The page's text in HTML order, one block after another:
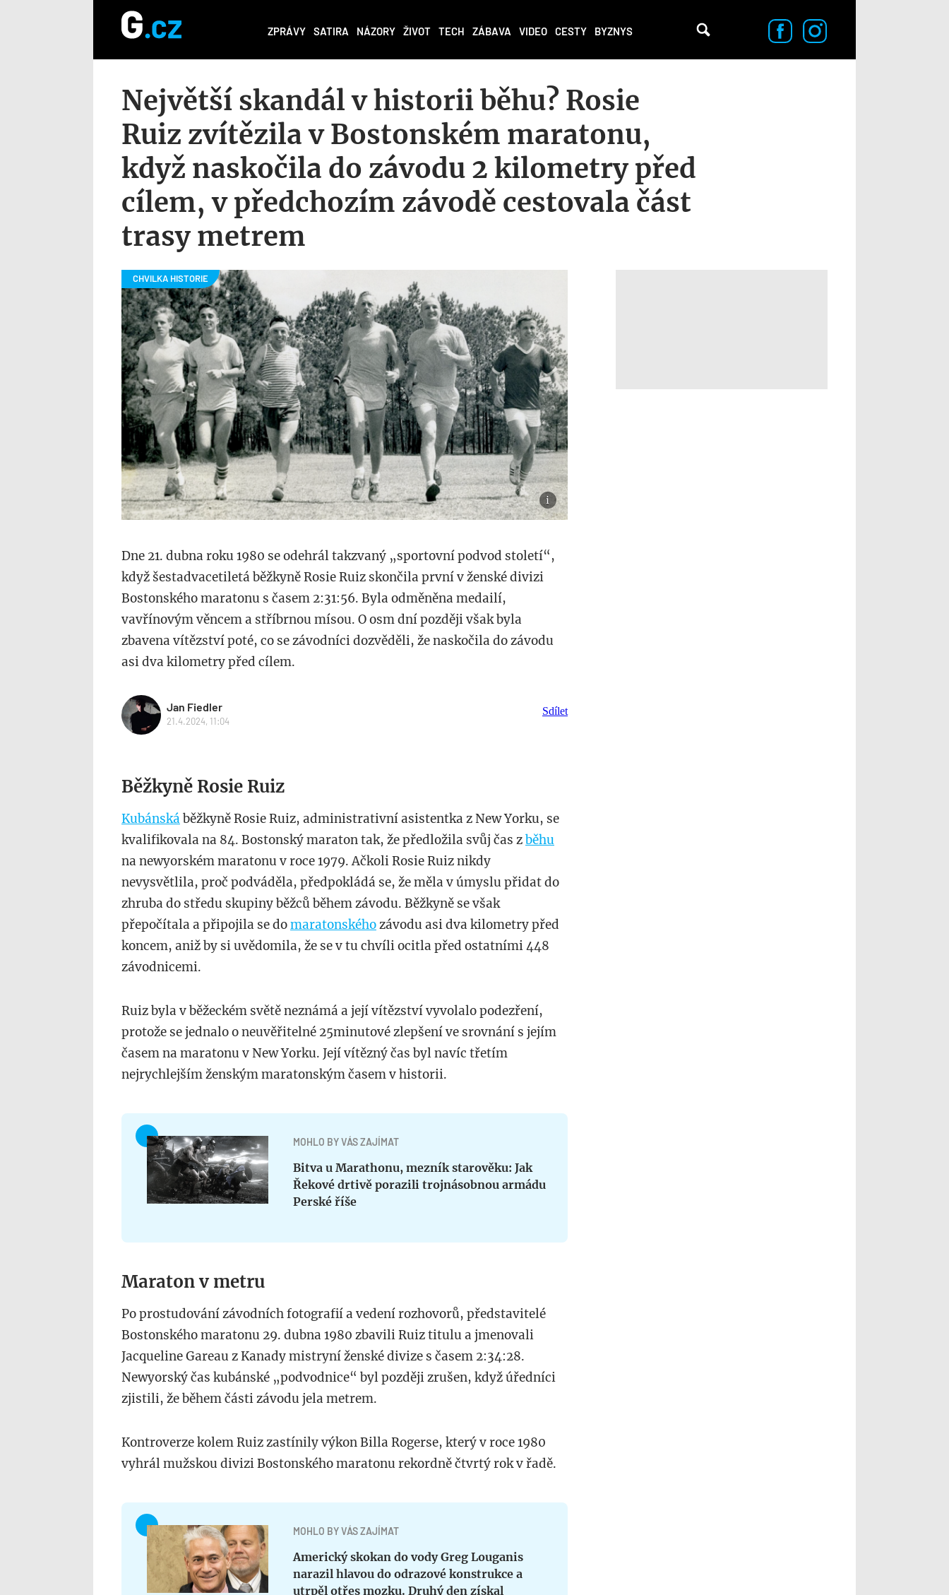
ZPRÁVY SATIRA NÁZORY ŽIVOT TECH ZÁBAVA VIDEO CESTY BYZNYS
Největší skandál v historii běhu? Rosie
Ruiz zvítězila v Bostonském maratonu,
když naskočila do závodu 2 kilometry před
cílem, v předchozím závodě cestovala část
trasy metrem
Dne 21. dubna roku 1980 se odehrál takzvaný „sportovní podvod století“,
když šestadvacetiletá běžkyně Rosie Ruiz skončila první v ženské divizi
Bostonského maratonu s časem 2:31:56. Byla odměněna medailí,
vavřínovým věncem a stříbrnou mísou. O osm dní později však byla
zbavena vítězství poté, co se závodníci dozvěděli, že naskočila do závodu
asi dva kilometry před cílem.
Jan Fiedler
21.4.2024, 11:04
Sdílet
Běžkyně Rosie Ruiz
Kubánská běžkyně Rosie Ruiz, administrativní asistentka z New Yorku, se
kvalifikovala na 84. Bostonský maraton tak, že předložila svůj čas zběhu
na newyorském maratonu v roce 1979. Ačkoli Rosie Ruiz nikdy
nevysvětlila, proč podváděla, předpokládá se, že měla v úmyslu přidat do
zhruba do středu skupiny běžců během závodu. Běžkyně se však
přepočítala a připojila se domaratonskéhozávodu asi dva kilometry před
koncem, aniž by si uvědomila, že se v tu chvíli ocitla před ostatními 448
závodnicemi.
Ruiz byla v běžeckém světě neznámá a její vítězství vyvolalo podezření,
protože se jednalo o neuvěřitelné 25minutové zlepšení ve srovnání s jejím
časem na maratonu v New Yorku. Její vítězný čas byl navíc třetím
nejrychlejším ženským maratonským časem v historii.
MOHLO BY VÁS ZAJÍMAT
Bitva u Marathonu, mezník starověku: Jak
Řekové drtivě porazili trojnásobnou armádu
Perské říše
Maraton v metru
Po prostudování závodních fotografií a vedení rozhovorů, představitelé
Bostonského maratonu 29. dubna 1980 zbavili Ruiz titulu a jmenovali
Jacqueline Gareau z Kanady mistryní ženské divize s časem 2:34:28.
Newyorský čas kubánské „podvodnice“ byl později zrušen, když úředníci
zjistili, že během části závodu jela metrem.
Kontroverze kolem Ruiz zastínily výkon Billa Rogerse, který v roce 1980
vyhrál mužskou divizi Bostonského maratonu rekordně čtvrtý rok v řadě.
MOHLO BY VÁS ZAJÍMAT
Americký skokan do vody Greg Louganis
narazil hlavou do odrazové konstrukce a
utrpěl otřes mozku. Druhý den získal